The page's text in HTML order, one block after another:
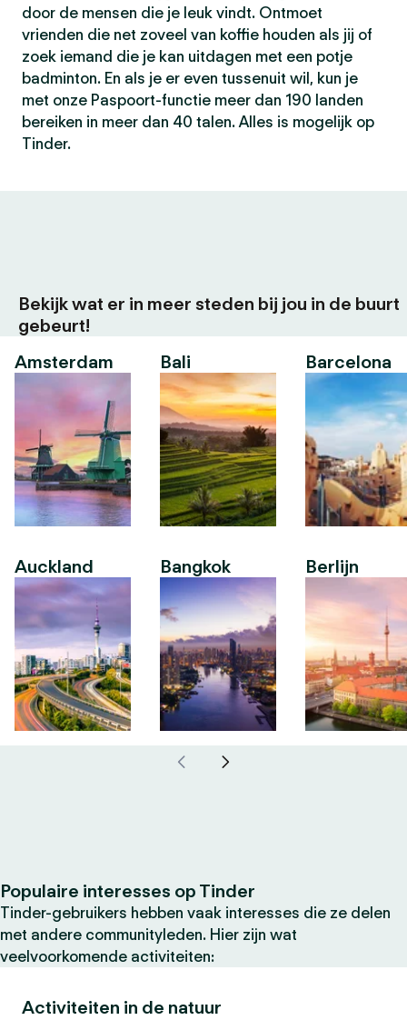
door de mensen die je leuk vindt. Ontmoet
vrienden die net zoveel van koffie houden als jij of
zoek iemand die je kan uitdagen met een potje
badminton. En als je er even tussenuit wil, kun je
met onze Paspoort-functie meer dan 190 landen
bereiken in meer dan 40 talen. Alles is mogelijk op
Tinder.
Bekijk wat er in meer steden bij jou in de buurt
gebeurt!
Amsterdam
Auckland
Bali
Bangkok
Barcelona
Berlijn
Populaire interesses op Tinder
Tinder-gebruikers hebben vaak interesses die ze delen
met andere communityleden. Hier zijn wat
veelvoorkomende activiteiten:
Activiteiten in de natuur